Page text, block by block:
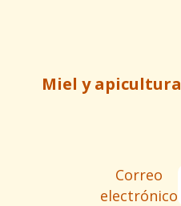
Miel y apicultura
Correo
electrónico